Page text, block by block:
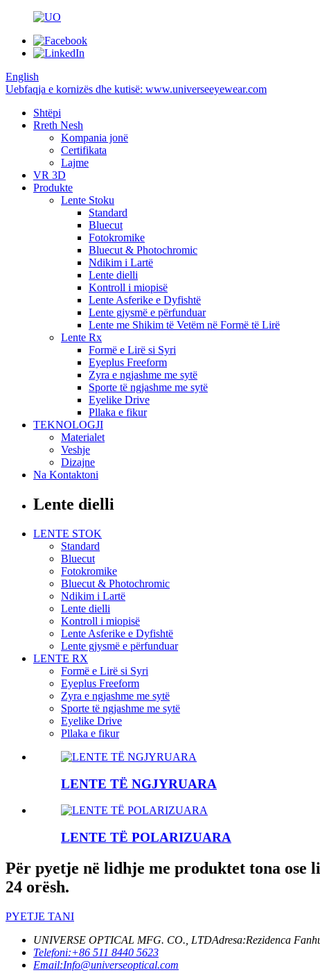
English
Uebfaqja e kornizës dhe kutisë: www.universeeyewear.com
Shtëpi
Rreth Nesh
Kompania jonë
Certifikata
Lajme
VR 3D
Produkte
Lente Stoku
Standard
Bluecut
Fotokromike
Bluecut & Photochromic
Ndikim i Lartë
Lente dielli
Kontroll i miopisë
Lente Asferike e Dyfishtë
Lente gjysmë e përfunduar
Lente me Shikim të Vetëm në Formë të Lirë
Lente Rx
Formë e Lirë si Syri
Eyeplus Freeform
Zyra e ngjashme me sytë
Sporte të ngjashme me sytë
Eyelike Drive
Pllaka e fikur
TEKNOLOGJI
Materialet
Veshje
Dizajne
Na Kontaktoni
Lente dielli
LENTE STOK
Standard
Bluecut
Fotokromike
Bluecut & Photochromic
Ndikim i Lartë
Lente dielli
Kontroll i miopisë
Lente Asferike e Dyfishtë
Lente gjysmë e përfunduar
LENTE RX
Formë e Lirë si Syri
Eyeplus Freeform
Zyra e ngjashme me sytë
Sporte të ngjashme me sytë
Eyelike Drive
Pllaka e fikur
LENTE TË NGJYRUARA
LENTE TË POLARIZUARA
Për pyetje në lidhje me produktet tona
24 orësh.
PYETJE TANI
UNIVERSE OPTICAL MFG. CO., LTDAdresa:Rezidenca
Telefoni:+86 511 8440 5623
Email:Info@universeoptical.com